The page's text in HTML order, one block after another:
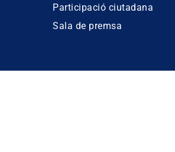
Participació ciutadana
Sala de premsa